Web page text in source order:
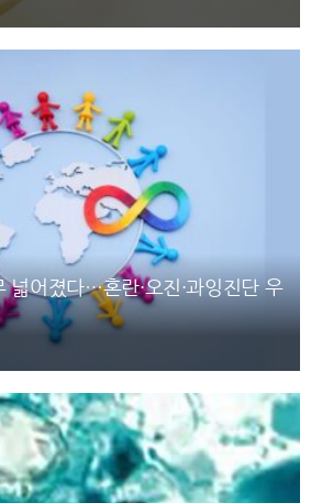
넓어졌다…혼란·오진·과잉진단 우